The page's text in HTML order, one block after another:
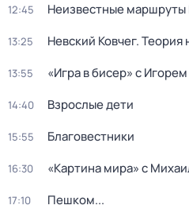
12:45 Неизвестные маршруты
13:25 Невский Ковчег.
13:55 «Игра в бисер» с
14:40 Взрослые дети
15:55 Благовестники
16:30 «Картина мира» с
17:10 Пешком...